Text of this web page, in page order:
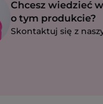
Chcesz wiedzieć
o tym produkcie?
Skontaktuj się z